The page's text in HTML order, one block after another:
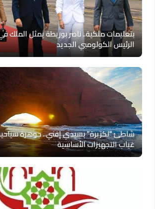
بتعليمات ملكية.. ناصر بوريطة يمثل الملك
الرئيس الكولومبي الجديد
شاطئ “لكزيرة” بسيدي إفني.. جوهرة
غياب التجهيزات الأساسية